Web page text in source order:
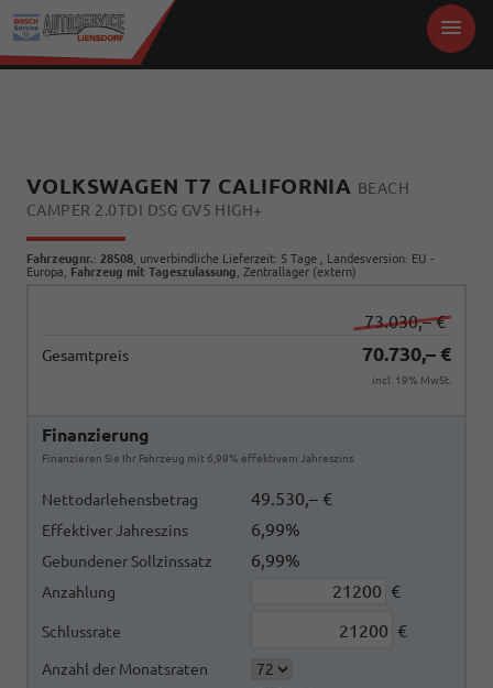
VOLKSWAGEN T7 CALIFORNIA BEACH
CAMPER 2.0TDI DSG GV5 HIGH+
Fahrzeugnr.: 28508 , unverbindliche Lieferzeit: 5 Tage , Landesversion: EU -
Europa, Fahrzeug mit Tageszulassung , Zentrallager (extern)
73.030,– €
Gesamtpreis 70.730,– €
incl. 19% MwSt.
Finanzierung
Finanzieren Sie Ihr Fahrzeug mit 6,99% effektivem Jahreszins
Nettodarlehensbetrag 49.530,– €
Effektiver Jahreszins 6,99%
Gebundener Sollzinssatz 6,99%
Anzahlung €
Schlussrate €
Anzahl der Monatsraten